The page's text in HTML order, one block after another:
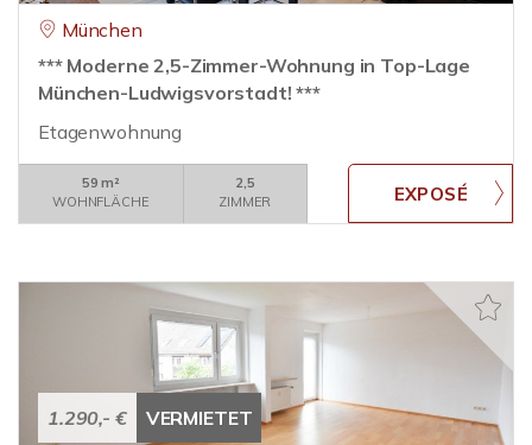
München
*** Moderne 2,5-Zimmer-Wohnung in Top-Lage
München-Ludwigsvorstadt! ***
Etagenwohnung
59 m²
WOHNFLÄCHE
2,5
ZIMMER
1.290,- € VERMIETET